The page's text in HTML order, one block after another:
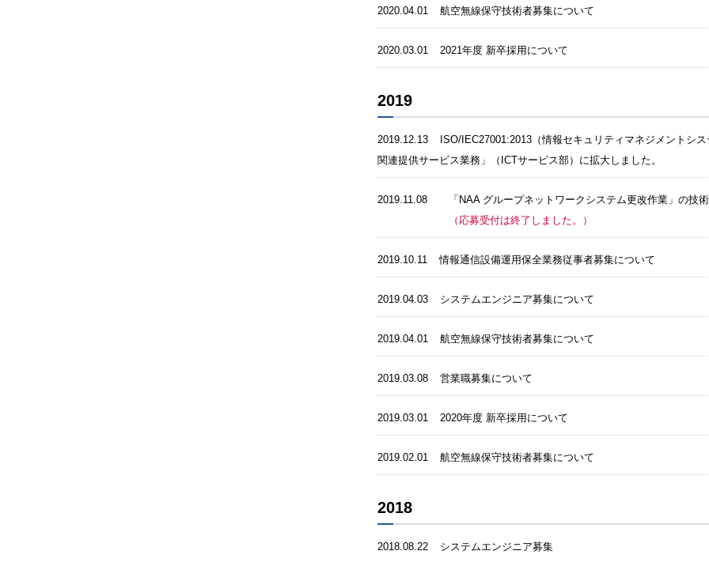
2020.04.01 航空無線保守技術者募集について
2020.03.01 2021年度 新卒採用について
2019
2019.12.13
ISO/IEC27001:2013（情報セキュリティマネジメントシ
関連提供サービス業務」（ICTサービス部）に拡大しました。
2019.11.08
「NAA グループネットワークシステム更改作業」の技
（応募受付は終了しました。）
2019.10.11 情報通信設備運用保全業務従事者募集について
2019.04.03 システムエンジニア募集について
2019.04.01 航空無線保守技術者募集について
2019.03.08 営業職募集について
2019.03.01 2020年度 新卒採用について
2019.02.01 航空無線保守技術者募集について
2018
2018.08.22 システムエンジニア募集